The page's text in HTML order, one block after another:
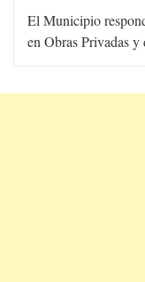
El Municipio
en Obras Privadas y